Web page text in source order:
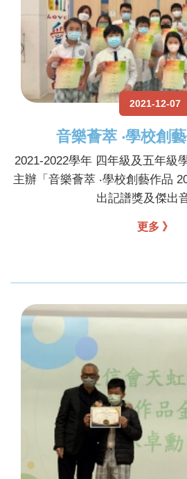
2021-12-07
音樂薈萃 ‧學校創
2021-2022學年 四年級及五年級
主辦「音樂薈萃 ‧學校創藝作品
出記譜獎及傑出
更多 》